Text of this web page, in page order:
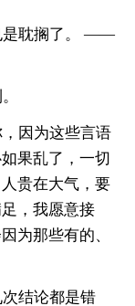
是耽搁了。 ——
因为这些言语
果乱了，一切
贵在大气，要
，我愿意接
为那些有的、
结论都是错